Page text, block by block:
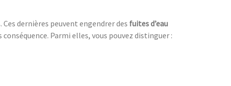
dernières peuvent engendrer des fuites d’eau
Parmi elles, vous pouvez distinguer :